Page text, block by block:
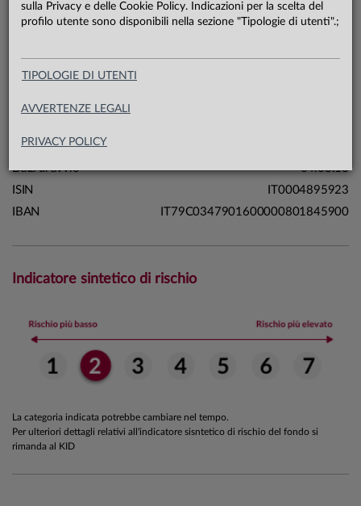
sulla Privacy e delle Cookie Policy. Indicazioni per la scelta del
profilo utente sono disponibili nella sezione "Tipologie di utenti".;
TIPOLOGIE DI UTENTI
AVVERTENZE LEGALI
PRIVACY POLICY
Carta di identità
Linea
Profili
Sistema
Macrocategoria
Domicilio
Data di avvio
04.03.13
ISIN
IT0004895923
IBAN
IT79C0347901600000801845900
Indicatore sintetico di rischio
La categoria indicata potrebbe cambiare nel tempo.
Per ulteriori dettagli relativi all'indicatore sisntetico di rischio del fondo si
rimanda al KID